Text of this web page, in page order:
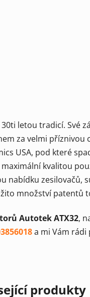
letou tradicí. Své
za velmi příznivou
USA, pod které
kvalitou
nabídku zesilovačů,
množství patentů
Autotek ATX32,
a mi Vám rádi
produkty